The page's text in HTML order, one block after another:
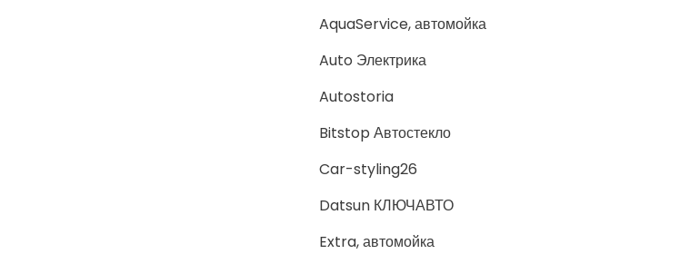
AquaService, автомойка
Auto Электрика
Autostoria
Bitstop Автостекло
Car-styling26
Datsun КЛЮЧАВТО
Extra, автомойка